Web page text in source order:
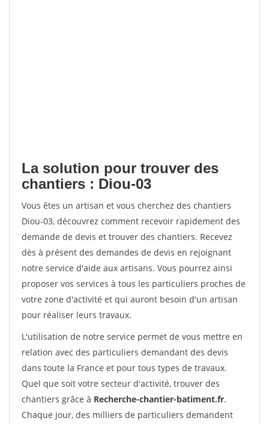
La solution pour trouver des
chantiers : Diou-03
Vous êtes un artisan et vous cherchez des chantiers
Diou-03, découvrez comment recevoir rapidement des
demande de devis et trouver des chantiers. Recevez
dès à présent des demandes de devis en rejoignant
notre service d'aide aux artisans. Vous pourrez ainsi
proposer vos services à tous les particuliers proches de
votre zone d'activité et qui auront besoin d'un artisan
pour réaliser leurs travaux.
L'utilisation de notre service permet de vous mettre en
relation avec des particuliers demandant des devis
dans toute la France et pour tous types de travaux.
Quel que soit votre secteur d'activité, trouver des
chantiers grâce à Recherche-chantier-batiment.fr.
Chaque jour, des milliers de particuliers demandent